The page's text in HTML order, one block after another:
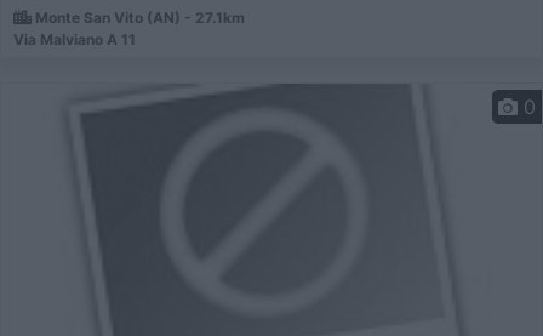
Monte San Vito (AN) - 27.1km
Via Malviano A 11
0